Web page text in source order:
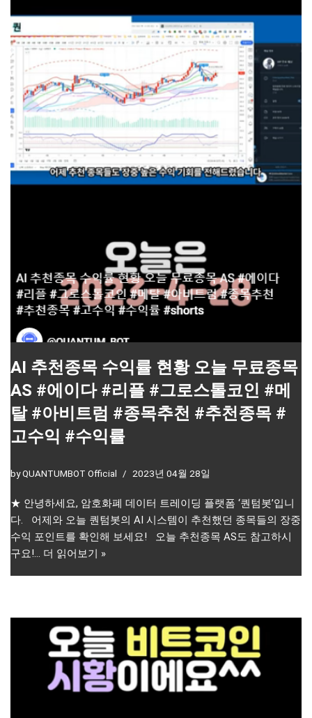
AI 추천종목 수익률 현황 오늘 무료종목
AS #에이다 #리플 #그로스톨코인 #메
탈 #아비트럼 #종목추천 #추천종목 #
고수익 #수익률
byQUANTUMBOT Official 2023년 04월 28일
★ 안녕하세요, 암호화폐 데이터 트레이딩 플랫폼 ‘퀀텀봇’입니
다. 어제와 오늘 퀀텀봇의 AI 시스템이 추천했던 종목들의 장중
수익 포인트를 확인해 보세요! 오늘 추천종목 AS도 참고하시
구요!… 더 읽어보기 »